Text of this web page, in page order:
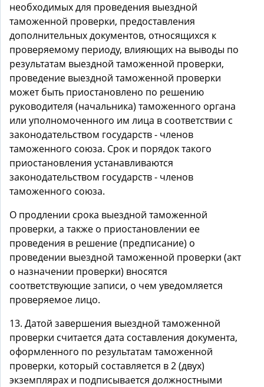
необходимых для проведения выездной
таможенной проверки, предоставления
дополнительных документов, относящихся к
проверяемому периоду, влияющих на выводы по
результатам выездной таможенной проверки,
проведение выездной таможенной проверки
может быть приостановлено по решению
руководителя (начальника) таможенного органа
или уполномоченного им лица в соответствии с
законодательством государств - членов
таможенного союза. Срок и порядок такого
приостановления устанавливаются
законодательством государств - членов
таможенного союза.
О продлении срока выездной таможенной
проверки, а также о приостановлении ее
проведения в решение (предписание) о
проведении выездной таможенной проверки (акт
о назначении проверки) вносятся
соответствующие записи, о чем уведомляется
проверяемое лицо.
13. Датой завершения выездной таможенной
проверки считается дата составления документа,
оформленного по результатам таможенной
проверки, который составляется в 2 (двух)
экземплярах и подписывается должностными